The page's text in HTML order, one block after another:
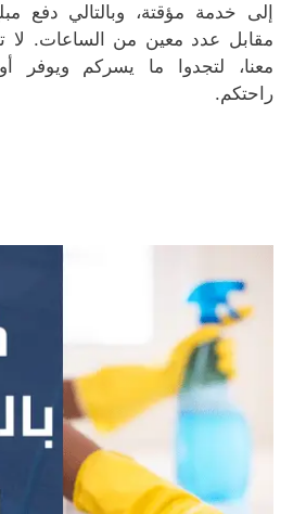
إلى خدمة مؤقتة، وبالتالي دفع
مقابل عدد معين من الساعات. لا
معنا، لتجدوا ما يسركم ويوفر
راحتكم.